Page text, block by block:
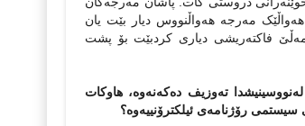
مه‌رجه‌ هه‌واڵنووس دیار بێت یان
فاکته‌ریشی دیاری کردبێت بۆ پشت
تەوزیف دەكەنەوە، هاوكات
سیستمى رۆژنامەى ئیلكترۆنییەوە؟